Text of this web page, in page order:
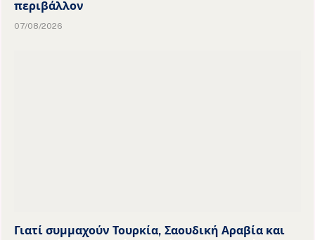
περιβάλλον
07/08/2026
Γιατί συμμαχούν Τουρκία, Σαουδική Αραβία και